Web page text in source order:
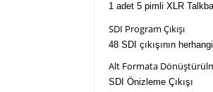
1 adet 5 pimli XLR
SDI Program Çıkışı
48 SDI çıkışının
Alt Formata
SDI Önizleme Çıkışı